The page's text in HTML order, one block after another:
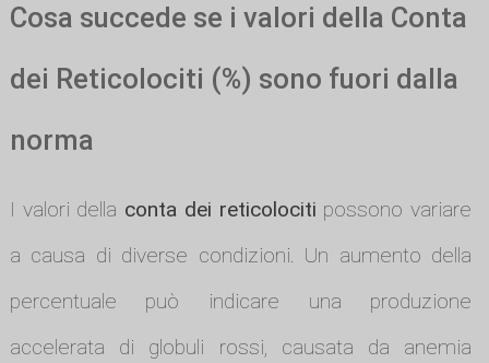
Cosa succede se i valori della Conta
dei Reticolociti (%) sono fuori dalla
norma
I valori della conta dei reticolociti possono variare
a causa di diverse condizioni. Un aumento della
percentuale può indicare una produzione
accelerata di globuli rossi, causata da anemia